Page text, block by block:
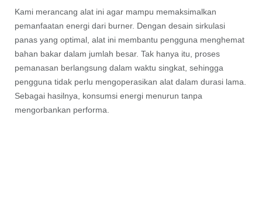
Kami merancang alat ini agar mampu memaksimalkan
pemanfaatan energi dari burner. Dengan desain sirkulasi
panas yang optimal, alat ini membantu pengguna menghemat
bahan bakar dalam jumlah besar. Tak hanya itu, proses
pemanasan berlangsung dalam waktu singkat, sehingga
pengguna tidak perlu mengoperasikan alat dalam durasi lama.
Sebagai hasilnya, konsumsi energi menurun tanpa
mengorbankan performa.